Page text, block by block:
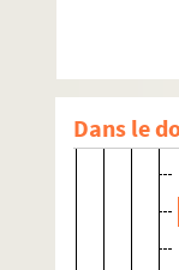
Dans le